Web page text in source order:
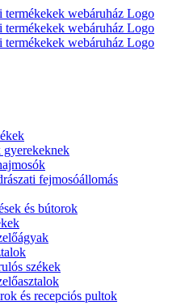
gyerekeknek
fejmosóállomás
és bútorok
székek
és recepciós pultok